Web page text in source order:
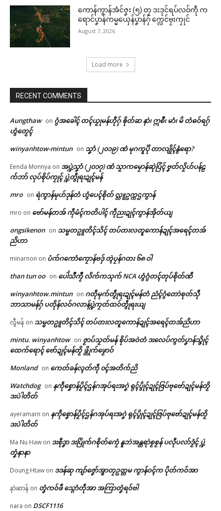
ဌာန်ပရိုၚ်ဗၠးၜးမန်
ရုဲစှ်
ပရိုၚ်လက္ကရဴအိုတ်
🏛 လညာတ်ပါ်ပဲါ
ညးဒါန်လိက်
ဗွဳဒဳယဵု
Related
အလဵုအသဳပတောံမံက်ကၠုင်တုဲ
လေဝ် ပေါဲပၞာန်ဒေသမန် အသိင်ဍို
န်စှ်ေဟွံသေင်
April 11, 2026
In "ပရိုၚ်"
တင်ရန်တၟအ် တ္ၚဲကောန်ဂကူ
မန် လ္ပကဵုဗၠးတိတ်အာညိ
January 26, 2026
ပ္ဍဲသ္ကုတ်ရေဝ်သၟဝ်ကျာ ဒပ်ကမ္မ
ယှေန်ပၞာန် ထပ်ဗပေင်ဇြဟတ်၊ ပ
ရေင်ပၞာန်ၜါလ္ပာ် ကြံင်မ္ၚိုဟ်ဒၟံင်
ကောန်ကွာန်အံင်ဇၞး (၅) တၠ ဒးဒုင်ရပ်လဝ်ကဵု က
ရောင်ပၞာန်ကမ္မယှေန်ပၞာန်ဂှ် က္လေင်ဗၠးကၠုင်
August 7, 2026
Load more
RECENT COMMENTS
Aungthaw on ဂွံအခေါၚ် တၚ်ယၟုမန်ဟီုဂှ် ၜိုတ်ဆ နာဲ၊ ဣစဳ၊ မာံ၊ မိ တံဓဝ်ရဂှ်
ဟွံတၟေၚ်
winyanhtow-mintun on သၞာံ (၂၀၁၉) ဏံ မုဂကူပိုဲ တာလျိုၚ်နွံရော?
Eenda Monnya on အပ္ဍဲသၞာံ (၂၀၁၇) ဏံ သၟာကမၠောန်ဆုဲပြံၚ် ဗၞတ်လၟိဟ်ပန်ဠ
က်ဘာ် လုပ်စိုပ်ကၠုၚ် ပ္ဍဲတွဵုရးဍုၚ်မန်
mro on ရဲကွာန်မုဟ်ဒုန်တံ ဟွံပေၚ်စိုတ် လ္တူဥက္ကဌကွာန်
mro on ဗော်မန်တအ် ကဵုမံၚ်ကတိပါၚ် ကဵုညးဍုၚ်ကွာန်အိုတ်ယျ
ongsikenon on သမ္မတဥူတိၚ်သိၚ် တပ်တးလတူကောန်ဍုၚ်အရေၚ်တအ်
ညိဟာ
minarnon on ပံက်ဂကောံကၠောန်ဗဒှ် တ္ၚဲပၠန်ဂတး ၆၈ ဝါ
than tun oo on ပေါဲသဳကၠဳ လိက်ကသုက် NCA ဟွံဂွံတၚ်တုပ်စိုတ်ဏီ
winyanhtow.mintun on ဂတဵုမုက်တွဵုရးဍုၚ်မန်တံ ညံၚ်ဂွံတောဲစုတ်သီု
ဘာသာမန်ဂှ် ပတိုန်လဝ်ဂလာန်ပ္ဍဲကၠတ်ထဝ်တွဵုရးယျ
လွီမန် on သမ္မတဥူတိၚ်သိၚ် တပ်တးလတူကောန်ဍုၚ်အရေၚ်တအ်ညိဟာ
mintu. winyanhtow on ဇၟာပ်သၟတ်မန် စိုပ်အဝဲတံ ဒးလေပ်ကွတ်ပၞာန်သ္ဇိုၚ်
ထေက်ရောၚ် ဗော်ဍုၚ်မန်တၟိ ဖ္တိုက်ဖၟောဝ်
Monland on ကေတ်ခန်လ္ၚတ်ကဵု ၀ၚ်အတိက်ညိ
Watchdog on နကဵုစၞောန်ပၟိၚ်ဌန်ဂအုပ်ရးအဂၞဲ ရုၚ်ပွိုၚ်ဍုၚ်ဇြပ်ဗုဗော်ဍုၚ်မန်တၟိ
ဒးပဲါတိတ်
ayeramarn on နကဵုစၞောန်ပၟိၚ်ဌန်ဂအုပ်ရးအဂၞဲ ရုၚ်ပွိုၚ်ဍုၚ်ဇြပ်ဗုဗော်ဍုၚ်မန်တၟိ
ဒးပဲါတိတ်
Ma Nu Haw on ဒးစဵုဒၞာ ဒးပြိုက်ဂစိုတ်ကၠေံ နူဘဲအန္တရာဲစၟစၟန် ပလီုပလာ်ဒၟံၚ် ပ္ဍဲ
တၞံနာနာ
Doung Htaw on ဒဒန်ဆု ကျာ်ဇၞော်အ္စာတၠဥတ္တမ ကွာန်ဝၚ်က ပိုတ်ကဝ်အာ
နာဲဆာန် on တၞံကဝ်ဖီ သ္ဂောံတဵုအာ အကြာတၞံရဝ်ဗါ
nara on DSCF1116